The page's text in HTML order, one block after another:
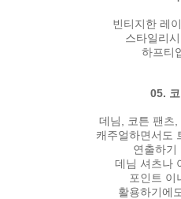
빈티지한 레
스타일리
하프티
05. 코
데님, 코튼 팬츠
캐주얼하면서도
연출하기
데님 셔츠나
포인트 이
활용하기에